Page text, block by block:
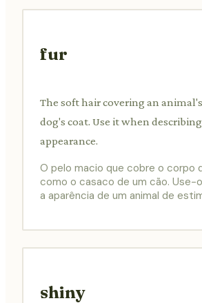
fur
The soft hair covering an
dog's coat. Use it when
appearance.
O pelo macio que cobre o corpo
como o casaco de um cão. Use-
a aparência de um animal de
shiny